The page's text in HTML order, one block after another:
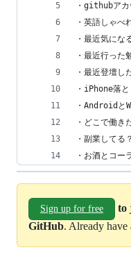
・githubアカ
・英語しゃべ
・最近気にな
・最近行った
・最近登壇し
・iPhone落
・Androidと
・どこで働き
・副業してる？
・お酒とコー
Sign up for free
to
GitHub. Already have